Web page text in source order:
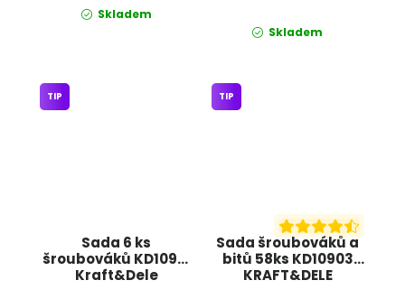
Skladem
Skladem
Sada 6 ks
šroubováků KD10912
Kraft&Dele
TIP
Sada šroubováků a
bitů 58ks KD10903
KRAFT&DELE
TIP